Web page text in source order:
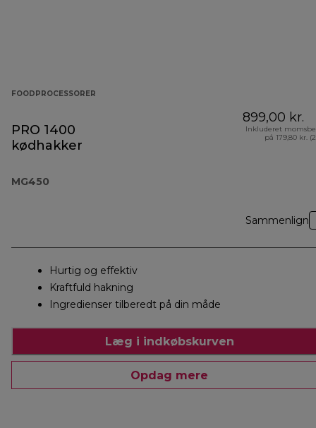
FOODPROCESSORER
PRO 1400
kødhakker
MG450
899,00 kr.
Inkluderet
på 179,80 kr.
Sammenlign
Hurtig og effektiv
Kraftfuld hakning
Ingredienser tilberedt på din måde
Læg i indkøbskurven
Opdag mere